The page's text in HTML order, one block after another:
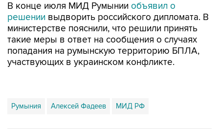
В конце июля МИД Румынии объявил о
решении выдворить российского дипломата. В
министерстве пояснили, что решили принять
такие меры в ответ на сообщения о случаях
попадания на румынскую территорию БПЛА,
участвующих в украинском конфликте.
Румыния Алексей Фадеев МИД РФ